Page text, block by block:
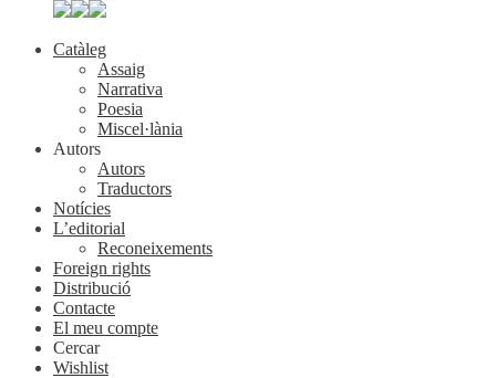
Catàleg
Assaig
Narrativa
Poesia
Miscel·lània
Autors
Autors
Traductors
Notícies
L’editorial
Reconeixements
Foreign rights
Distribució
Contacte
El meu compte
Cercar
Wishlist